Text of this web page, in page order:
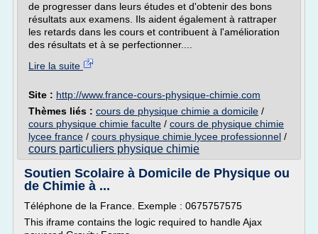
de progresser dans leurs études et d'obtenir des bons
résultats aux examens. Ils aident également à rattraper
les retards dans les cours et contribuent à l'amélioration
des résultats et à se perfectionner....
Lire la suite
Site : http://www.france-cours-physique-chimie.com
Thèmes liés : cours de physique chimie a domicile /
cours physique chimie faculte / cours de physique chimie
lycee france / cours physique chimie lycee professionnel /
cours particuliers physique chimie
Soutien Scolaire à Domicile de Physique ou
de Chimie à ...
Téléphone de la France. Exemple : 0675757575
This iframe contains the logic required to handle Ajax